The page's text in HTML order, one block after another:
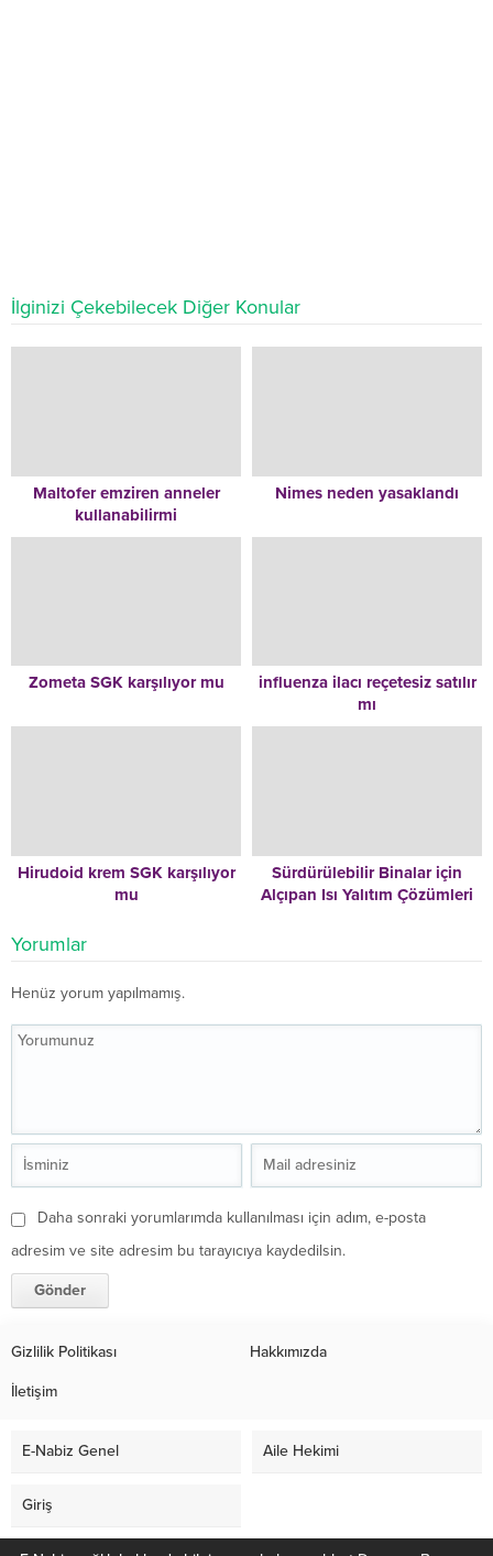
İlginizi Çekebilecek Diğer Konular
Maltofer emziren anneler
kullanabilirmi
Nimes neden yasaklandı
Zometa SGK karşılıyor mu
influenza ilacı reçetesiz satılır
mı
Hirudoid krem SGK karşılıyor
mu
Sürdürülebilir Binalar için
Alçıpan Isı Yalıtım Çözümleri
Yorumlar
Henüz yorum yapılmamış.
Daha sonraki yorumlarımda kullanılması için adım, e-posta
adresim ve site adresim bu tarayıcıya kaydedilsin.
Gizlilik Politikası Hakkımızda
İletişim
E-Nabiz Genel Aile Hekimi
Giriş